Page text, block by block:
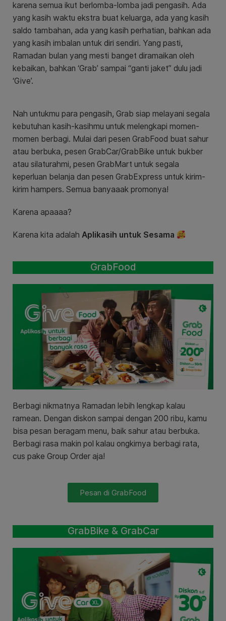
karena semua ikut berlomba-lomba jadi pengasih. Ada
yang kasih waktu ekstra buat keluarga, ada yang kasih
saldo tambahan, ada yang kasih perhatian, bahkan ada
yang kasih imbalan untuk diri sendiri. Yang pasti,
Ramadan bulan yang mesti banget diramaikan oleh
kebaikan, bahkan ‘Grab’ sampai “ganti jaket” dulu jadi
‘Give’.
Nah untukmu para pengasih, Grab siap melayani segala
kebutuhan kasih-kasihmu untuk melengkapi momen-
momen berbagi. Mulai dari pesen GrabFood buat sahur
atau berbuka, pesen GrabCar/GrabBike untuk bukber
atau silaturahmi, pesen GrabMart untuk segala
keperluan belanja dan pesen GrabExpress untuk kirim-
kirim hampers. Semua banyaaak promonya!
Karena apaaaa?
Karena kita adalah Aplikasih untuk Sesama
GrabFood
Berbagi nikmatnya Ramadan lebih lengkap kalau
ramean. Dengan diskon sampai dengan 200 ribu, kamu
bisa pesan beragam menu, baik sahur atau berbuka.
Berbagi rasa makin pol kalau ongkirnya berbagi rata,
cus pake Group Order aja!
Pesan di GrabFood
GrabBike & GrabCar